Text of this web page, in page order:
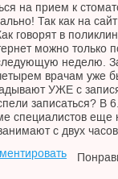
на прием к
Так как на
говорят в
можно только
неделю.
врачам уже
УЖЕ с
записаться? В
специалистов
с двух часов